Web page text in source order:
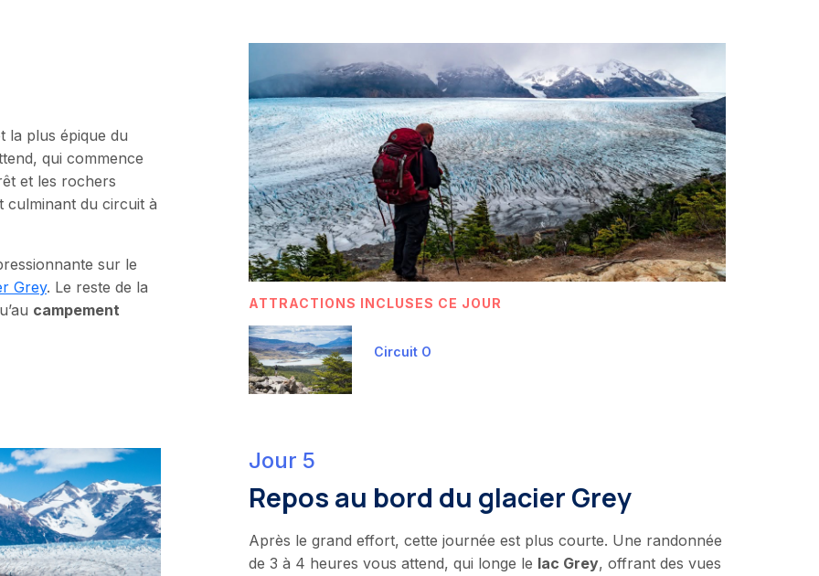
ATTRACTIONS INCLUSES CE JOUR
Circuit O
la plus épique du
qui commence
et les rochers
culminant du circuit à
sur le
Grey. Le reste de la
campement
Jour 5
Repos au bord du glacier Grey
Après le grand effort, cette journée est plus courte. Une randonnée
de 3 à 4 heures vous attend, qui longe le lac Grey, offrant des vues